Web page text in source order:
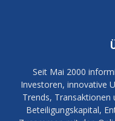
Seit Mai 2000
Investoren, innovative
Trends, Transaktionen
Beteiligungskapital,